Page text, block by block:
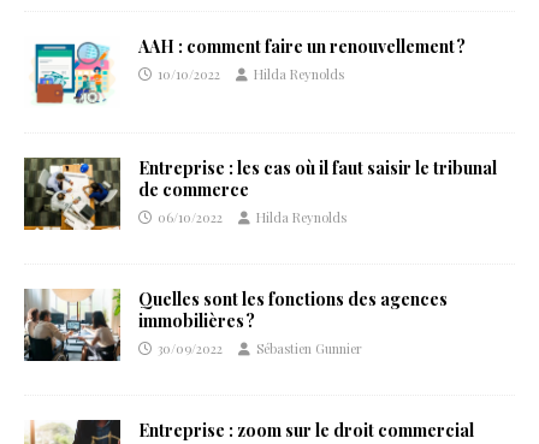
AAH : comment faire un renouvellement ?
10/10/2022 Hilda Reynolds
Entreprise : les cas où il faut saisir le tribunal
de commerce
06/10/2022 Hilda Reynolds
Quelles sont les fonctions des agences
immobilières ?
30/09/2022 Sébastien Gunnier
Entreprise : zoom sur le droit commercial